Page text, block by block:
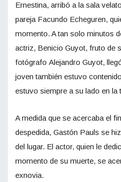
Ernestina, arribó a la sala
pareja Facundo Echeguren,
momento. A tan solo minutos
actriz, Benicio Guyot, fruto de
fotógrafo Alejandro Guyot,
joven también estuvo
estuvo siempre a su lado en la
A medida que se acercaba el
despedida, Gastón Pauls se
del lugar. El actor, quien le
momento de su muerte, se
exnovia.